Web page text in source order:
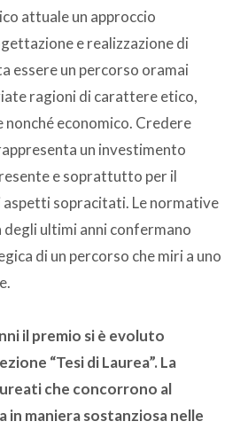
attuale un approccio
e realizzazione di
essere un percorso oramai
ragioni di carattere etico,
nonché economico. Credere
un investimento
e soprattutto per il
sopracitati. Le normative
degli ultimi anni confermano
di un percorso che miri a uno
il premio si è evoluto
“Tesi di Laurea”. La
che concorrono al
in maniera sostanziosa nelle